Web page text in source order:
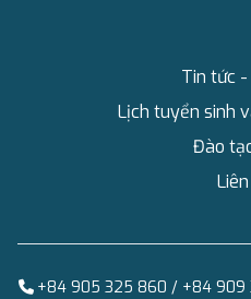
Tin tức -
Lịch tuyển sinh
Đào
+84 905 325 860 / +84 909